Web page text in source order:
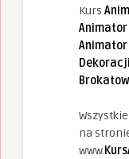
Kurs
Animator
Animator
na
www.